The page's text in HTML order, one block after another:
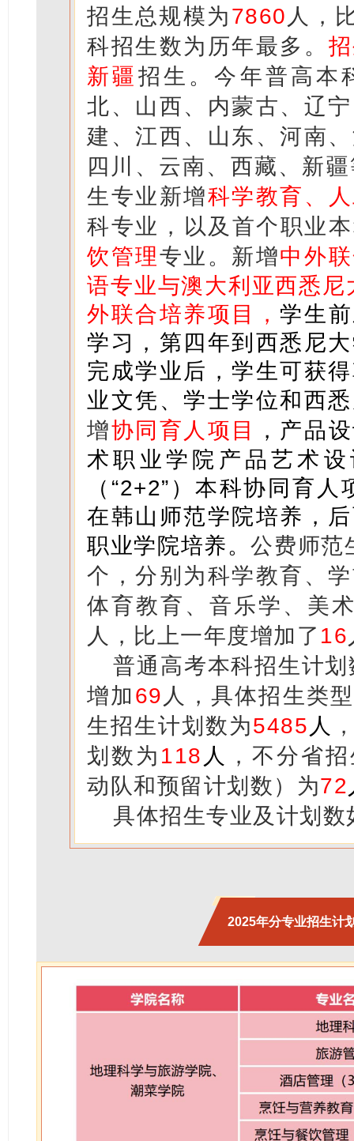
招生总规模为7860 人，
科招生数为历年最多。
新疆 招生。今年普高本
北、山西、内蒙古、辽
建、江西、山东、河南
四川、云南、西藏、新
生专业新增科学教育 、
科专业，以及首个职业
饮管理专业。新增中外
语专业与澳大利亚西悉尼
外联合培养项目，学生
学习，第四年到西悉尼
完成学业后，学生可获
业文凭、学士学位和西
增协同育人项目 ， 产品
术职业学院产品艺术
（“2+2”）本科协同育
在韩山师范学院培养，
职业学院培养。公费师范
个，分别为科学教育、
体育教育、音乐学、美
人，比上一年度增加了 16
普通高考本科招生计划
增加 69 人，具体招生类
生招生计划数为5485 人
划数为 118 人
，不分省
动队和预留计划数）为72
具体招生专业及计划数
2025年分专业招生计